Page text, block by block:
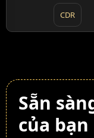
CDR
Sẵn
của bạn